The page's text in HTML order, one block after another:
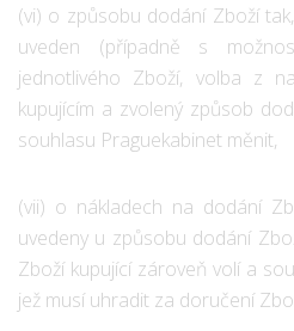
(vi) o způsobu dodání Zboží
uveden (případně s
jednotlivého Zboží, volba z
kupujícím a zvolený způsob
souhlasu Praguekabinet měnit,
(vii) o nákladech na dodání
uvedeny u způsobu dodání
Zboží kupující zároveň volí a
jež musí uhradit za doručení